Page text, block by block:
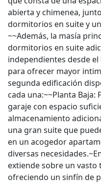
abierta y chimenea,
dormitorios en suite y
~~Además, la masía
dormitorios en suite
independientes desde
para ofrecer mayor
segunda edificación
cada una:~~Planta
garaje con espacio
almacenamiento
una gran suite que
en un acogedor
diversas
extiende sobre un vasto
ofreciendo un sinfín de